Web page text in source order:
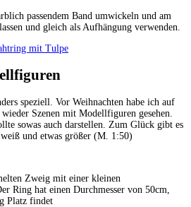
passendem Band umwickeln und am
und gleich als Aufhängung verwenden.
speziell. Vor Weihnachten habe ich auf
Szenen mit Modellfiguren gesehen.
sowas auch darstellen. Zum Glück gibt es
und etwas größer (M. 1:50)
Zweig mit einer kleinen
Ring hat einen Durchmesser von 50cm,
Platz findet